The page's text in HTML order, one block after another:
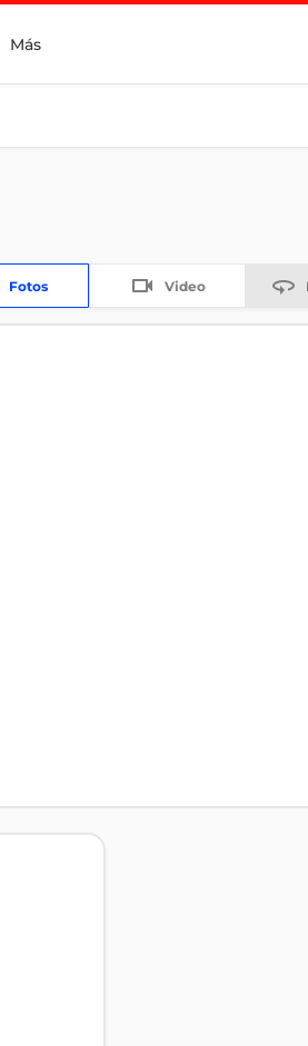
Más
Fotos Video